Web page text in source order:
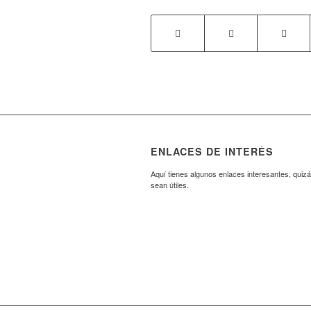
ENLACES DE INTERÉS
Aquí tienes algunos enlaces interesantes,
sean útiles.